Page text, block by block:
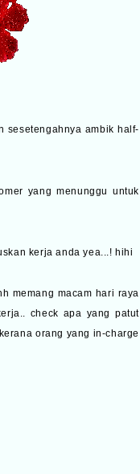
sesetengahnya ambik half-
yang menunggu untuk
kerja anda yea...! hihi
memang macam hari raya
check apa yang patut
orang yang in-charge